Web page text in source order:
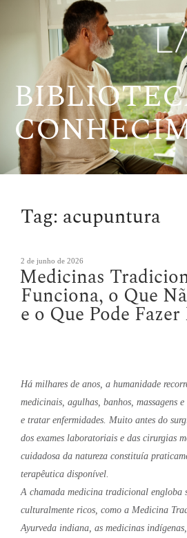
Tag: acupuntura
Publicado
em
2 de junho de 2026
Medicinas
Funciona, o Que
e o Que Pode
Há milhares de anos, a humanidade
medicinais, agulhas, banhos, massagens
e tratar enfermidades. Muito antes do
dos exames laboratoriais e das cirurgias
cuidadosa da natureza constituía
terapêutica disponível.
A chamada medicina tradicional engloba
culturalmente ricos, como a Medicina
Ayurveda indiana, as medicinas